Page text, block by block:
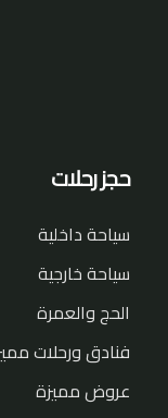
حجز رحلات
سياحة داخلية
سياحة خارجية
الحج والعمرة
فنادق ورحلات
عروض مميزة